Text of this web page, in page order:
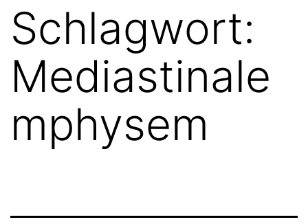
Schlagwort:
Mediastinale
mphysem